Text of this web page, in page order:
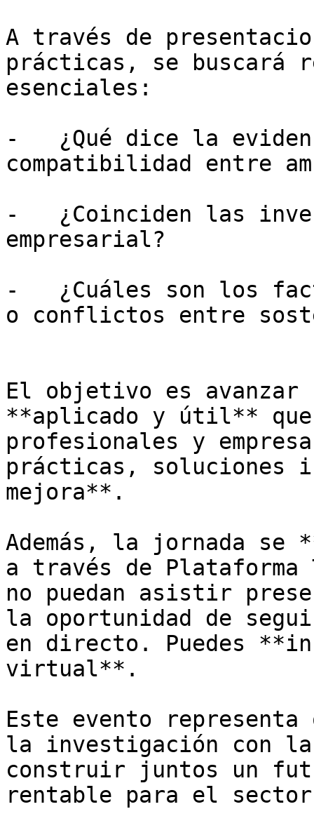
A través de
prácticas, se buscará
esenciales:
-   ¿Qué dice la
compatibilidad entre
-   ¿Coinciden las
empresarial?
-   ¿Cuáles son los
o conflictos entre
El objetivo es avanzar
**aplicado y útil**
profesionales y
prácticas, soluciones
mejora**.
Además, la jornada se
a través de
no puedan asistir
la oportunidad de
en directo. Puedes
virtual**.
Este evento
la investigación con
construir juntos un
rentable para el